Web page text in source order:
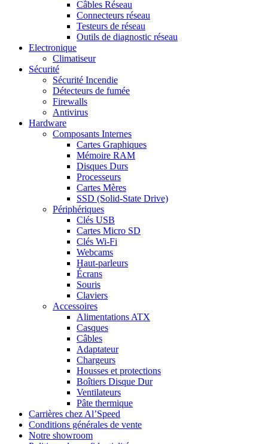
Câbles Réseau
Connecteurs réseau
Testeurs de réseau
Outils de diagnostic réseau
Electronique
Climatiseur
Sécurité
Sécurité Incendie
Détecteurs de fumée
Firewalls
Antivirus
Hardware
Composants Internes
Cartes Graphiques
Mémoire RAM
Disques Durs
Processeurs
Cartes Mères
SSD (Solid-State Drive)
Périphériques
Clés USB
Cartes Micro SD
Clés Wi-Fi
Webcams
Haut-parleurs
Écrans
Souris
Claviers
Accessoires
Alimentations ATX
Casques
Câbles
Adaptateur
Chargeurs
Housses et protections
Boîtiers Disque Dur
Ventilateurs
Pâte thermique
Carrières chez Al’Speed
Conditions générales de vente
Notre showroom